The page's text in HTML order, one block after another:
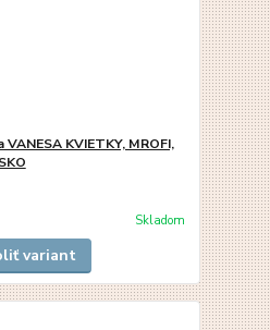
KVIETKY, MROFI,
Skladom
variant